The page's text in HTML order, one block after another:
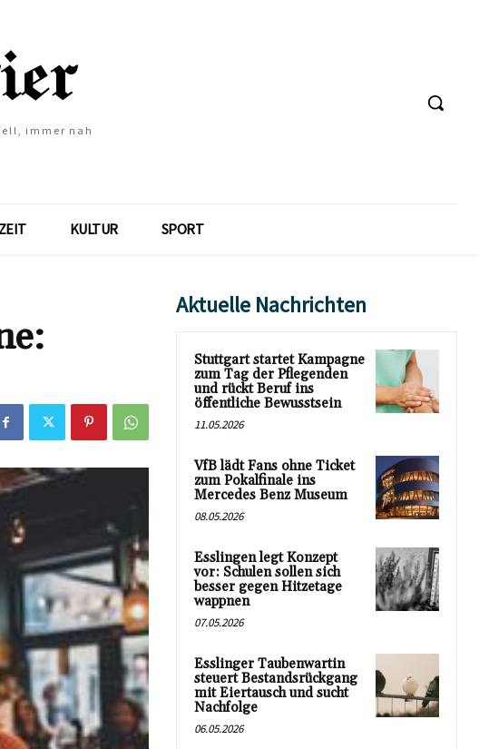
immer nah
KULTUR SPORT
Aktuelle Nachrichten
Stuttgart startet Kampagne
zum Tag der Pflegenden
und rückt Beruf ins
öffentliche Bewusstsein
11.05.2026
VfB lädt Fans ohne Ticket
zum Pokalfinale ins
Mercedes Benz Museum
08.05.2026
Esslingen legt Konzept
vor: Schulen sollen sich
besser gegen Hitzetage
wappnen
07.05.2026
Esslinger Taubenwartin
steuert Bestandsrückgang
mit Eiertausch und sucht
Nachfolge
06.05.2026